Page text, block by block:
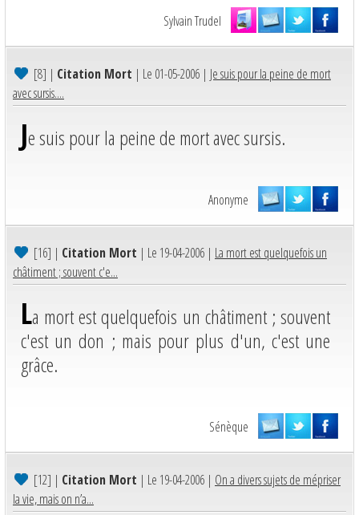
Sylvain Trudel
[8] | Citation Mort | Le 01-05-2006 | Je suis pour la peine de mort
avec sursis....
Je suis pour la peine de mort avec sursis.
Anonyme
[16] | Citation Mort | Le 19-04-2006 | La mort est quelquefois un
châtiment ; souvent c'e...
La mort est quelquefois un châtiment ; souvent
c'est un don ; mais pour plus d'un, c'est une
grâce.
Sénèque
[12] | Citation Mort | Le 19-04-2006 | On a divers sujets de mépriser
la vie, mais on n’a...